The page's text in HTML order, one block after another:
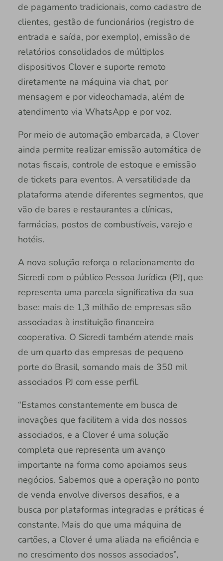
de pagamento tradicionais, como cadastro de
clientes, gestão de funcionários (registro de
entrada e saída, por exemplo), emissão de
relatórios consolidados de múltiplos
dispositivos Clover e suporte remoto
diretamente na máquina via chat, por
mensagem e por videochamada, além de
atendimento via WhatsApp e por voz.
Por meio de automação embarcada, a Clover
ainda permite realizar emissão automática de
notas fiscais, controle de estoque e emissão
de tickets para eventos. A versatilidade da
plataforma atende diferentes segmentos, que
vão de bares e restaurantes a clínicas,
farmácias, postos de combustíveis, varejo e
hotéis.
A nova solução reforça o relacionamento do
Sicredi com o público Pessoa Jurídica (PJ), que
representa uma parcela significativa da sua
base: mais de 1,3 milhão de empresas são
associadas à instituição financeira
cooperativa. O Sicredi também atende mais
de um quarto das empresas de pequeno
porte do Brasil, somando mais de 350 mil
associados PJ com esse perfil.
“Estamos constantemente em busca de
inovações que facilitem a vida dos nossos
associados, e a Clover é uma solução
completa que representa um avanço
importante na forma como apoiamos seus
negócios. Sabemos que a operação no ponto
de venda envolve diversos desafios, e a
busca por plataformas integradas e práticas é
constante. Mais do que uma máquina de
cartões, a Clover é uma aliada na eficiência e
no crescimento dos nossos associados”,